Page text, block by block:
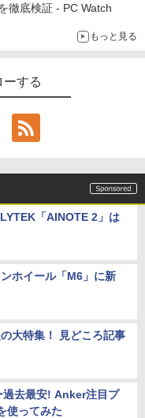
徹底検証 - PC Watch
もっと見る
ーする
「AINOTE 2」は
ホイール「M6」に新
大特集！ 見どころ記事
去最安! Anker注目プ
使ってみた